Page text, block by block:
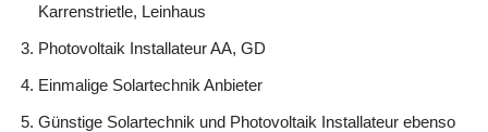
Karrenstrietle, Leinhaus
Photovoltaik Installateur AA, GD
Einmalige Solartechnik Anbieter
Günstige Solartechnik und Photovoltaik Installateur ebenso